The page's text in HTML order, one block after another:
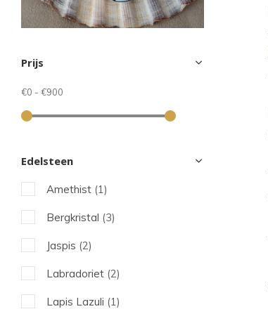
Prijs
€0 - €900
Edelsteen
Amethist (1)
Bergkristal (3)
Jaspis (2)
Labradoriet (2)
Lapis Lazuli (1)